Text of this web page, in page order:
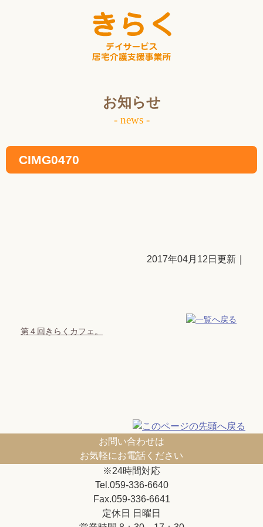
お知らせ
- news -
CIMG0470
2017年04月12日更新｜
第４回きらくカフェ。
お問い合わせは
お気軽にお電話ください
※24時間対応
Tel.059-336-6640
Fax.059-336-6641
定休日 日曜日